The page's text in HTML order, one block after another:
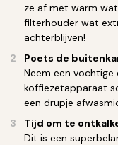
ze af met warm
filterhouder wat
achterblijven!
Poets de
Neem een vochtige
koffiezetapparaat
een drupje
Tijd om te
Dit is een